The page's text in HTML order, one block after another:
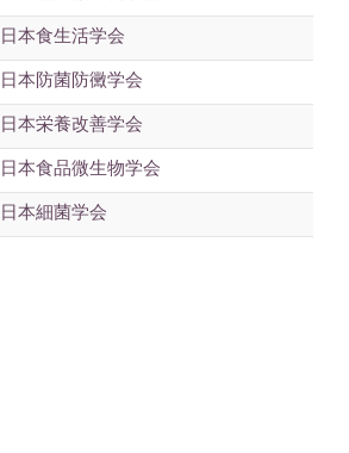
日本食生活学会
日本防菌防黴学会
日本栄養改善学会
日本食品微生物学会
日本細菌学会